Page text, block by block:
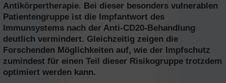
Antikörpertherapie. Bei dieser besonders vulnerablen
Patientengruppe ist die Impfantwort des
Immunsystems nach der Anti-CD20-Behandlung
deutlich vermindert. Gleichzeitig zeigen die
Forschenden Möglichkeiten auf, wie der Impfschutz
zumindest für einen Teil dieser Risikogruppe trotzdem
optimiert werden kann.